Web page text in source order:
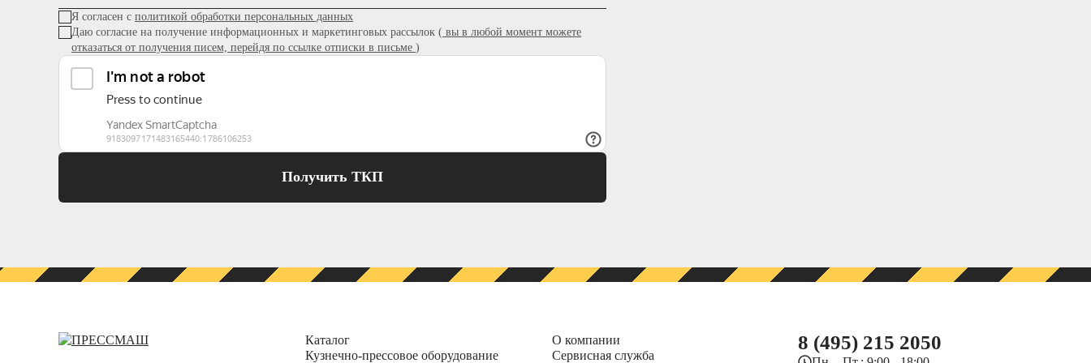
Я согласен с политикой обработки персональных данных
Даю согласие на получение информационных и маркетинговых рассылок ( вы в любой момент можете
отказаться от получения писем, перейдя по ссылке отписки в письме )
Получить ТКП
Каталог
Кузнечно-прессовое оборудование
О компании
Сервисная служба
8 (495) 215 2050